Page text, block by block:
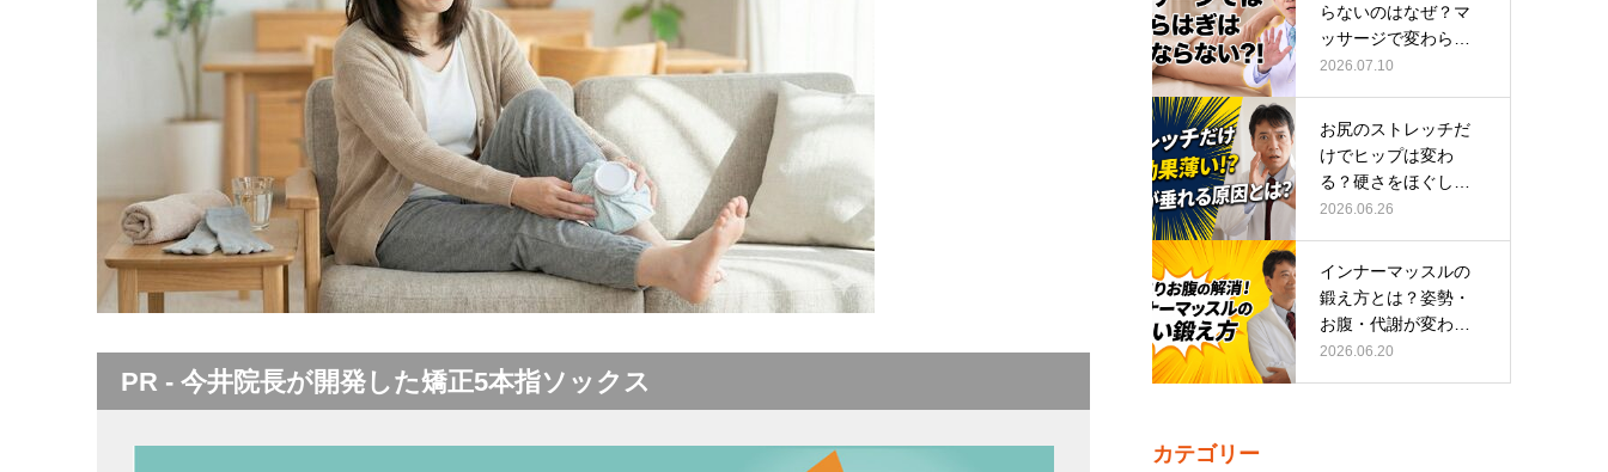
PR - 今井院長が開発した矯正5本指ソックス
らないのはなぜ？マ
ッサージで変わらな
い根本原因
2026.07.10
お尻のストレッチだ
けでヒップは変わ
る？硬さをほぐして
整える正しい方…
2026.06.26
インナーマッスルの
鍛え方とは？姿勢・
お腹・代謝が変わる
トレーニング…
2026.06.20
カテゴリー